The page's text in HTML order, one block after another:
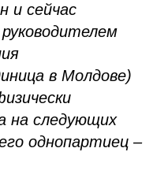
и сейчас
в Молдове)
на следующих
однопартиец –